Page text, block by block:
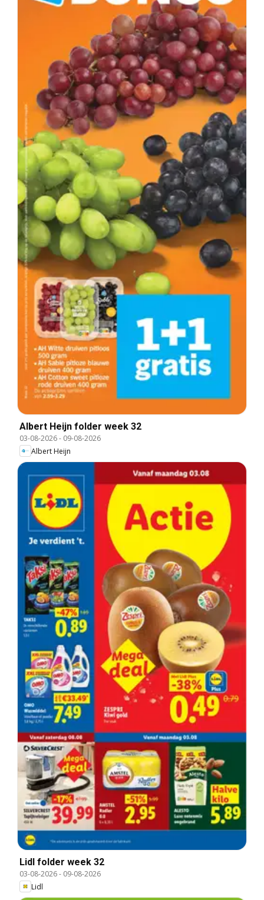
Albert Heijn folder week 32
03-08-2026- 09-08-2026
Albert Heijn
Lidl folder week 32
03-08-2026- 09-08-2026
Lidl